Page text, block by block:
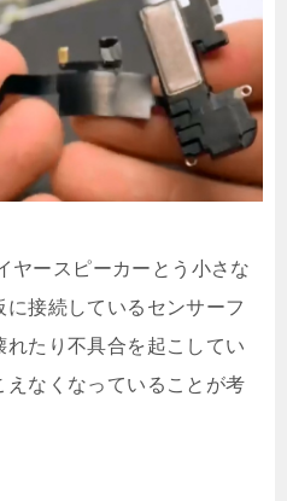
ヤースピーカーとう小さな
接続しているセンサーフ
たり不具合を起こしてい
えなくなっていることが考